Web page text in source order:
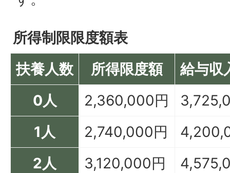
所得制限限度額表
扶養人数
所得限度額
給与収
0人
2,360,000円
1人
2,740,000円
2人
3,120,000円